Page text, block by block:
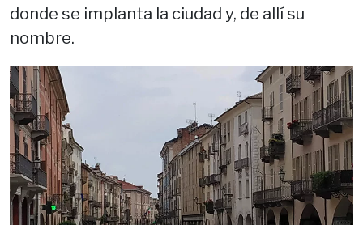
donde se implanta la ciudad y, de allí su
nombre.